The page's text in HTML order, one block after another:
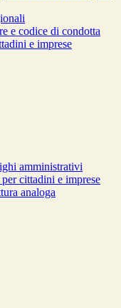
e codice di condotta
e imprese
amministrativi
cittadini e imprese
analoga